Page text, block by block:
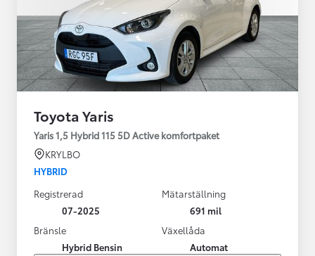
Toyota Yaris
Yaris 1,5 Hybrid 115 5D Active komfortpaket
KRYLBO
HYBRID
Registrerad
07-2025
Mätarställning
691 mil
Bränsle
Hybrid Bensin
Växellåda
Automat